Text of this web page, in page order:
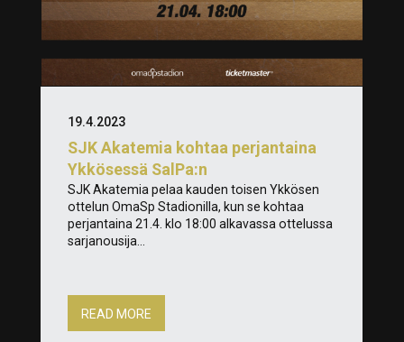
SJK Akatemia kohtaa perjantaina
Ykkösessä SalPa:n
19.4.2023
SJK Akatemia pelaa kauden toisen Ykkösen
ottelun OmaSp Stadionilla, kun se kohtaa
perjantaina 21.4. klo 18:00 alkavassa ottelussa
sarjanousija...
READ MORE